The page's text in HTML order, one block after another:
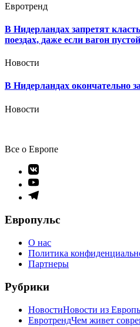
Евротренд
В Нидерландах запретят
поездах, даже если вагон пустой
Новости
В Нидерландах окончательно
Новости
Все о Европе
Элемент
меню
Элемент
меню
Элемент
Европульс
О нас
Политика
Партнеры
Рубрики
НовостиНовости из
ЕвротрендЧем живет